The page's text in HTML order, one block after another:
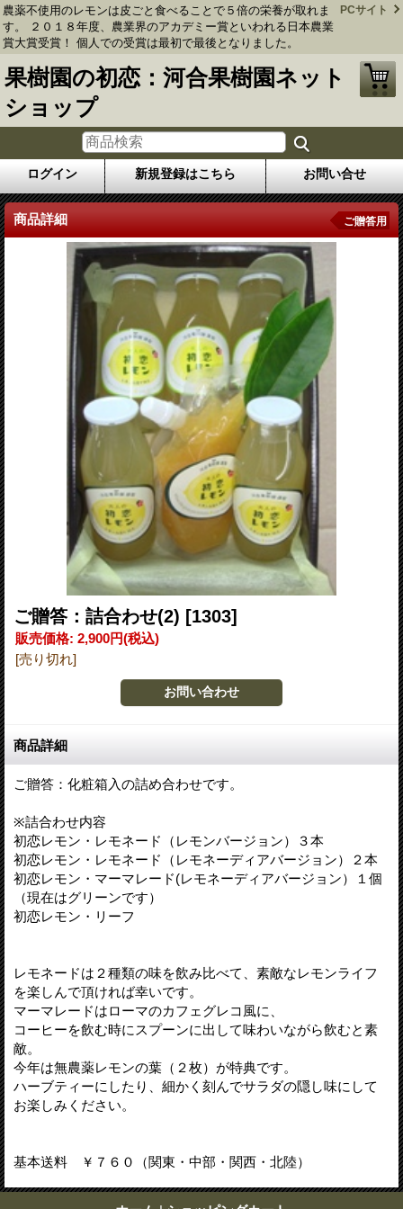
農薬不使用のレモンは皮ごと食べることで５倍の栄養が取れま
す。 ２０１８年度、農業界のアカデミー賞といわれる日本農業
賞大賞受賞！ 個人での受賞は最初で最後となりました。
PCサイト
果樹園の初恋：河合果樹園ネット
ショップ
ログイン 新規登録はこちら お問い合せ
商品詳細 ご贈答用
ご贈答：詰合わせ(2) [1303]
販売価格: 2,900円(税込)
[売り切れ]
商品詳細
ご贈答：化粧箱入の詰め合わせです。
※詰合わせ内容
初恋レモン・レモネード（レモンバージョン）３本
初恋レモン・レモネード（レモネーディアバージョン）２本
初恋レモン・マーマレード(レモネーディアバージョン）１個
（現在はグリーンです）
初恋レモン・リーフ
レモネードは２種類の味を飲み比べて、素敵なレモンライフ
を楽しんで頂ければ幸いです。
マーマレードはローマのカフェグレコ風に、
コーヒーを飲む時にスプーンに出して味わいながら飲むと素
敵。
今年は無農薬レモンの葉（２枚）が特典です。
ハーブティーにしたり、細かく刻んでサラダの隠し味にして
お楽しみください。
基本送料 ￥７６０（関東・中部・関西・北陸）